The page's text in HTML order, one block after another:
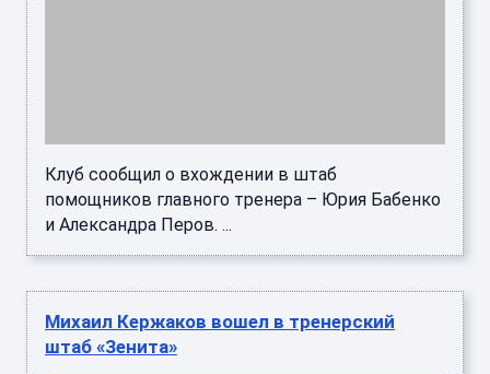
Клуб сообщил о вхождении в штаб
помощников главного тренера – Юрия Бабенко
и Александра Перов. ...
Михаил Кержаков вошел в тренерский
штаб «Зенита»